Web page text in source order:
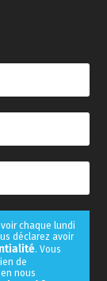
chaque lundi
déclarez avoir
. Vous
de
nous